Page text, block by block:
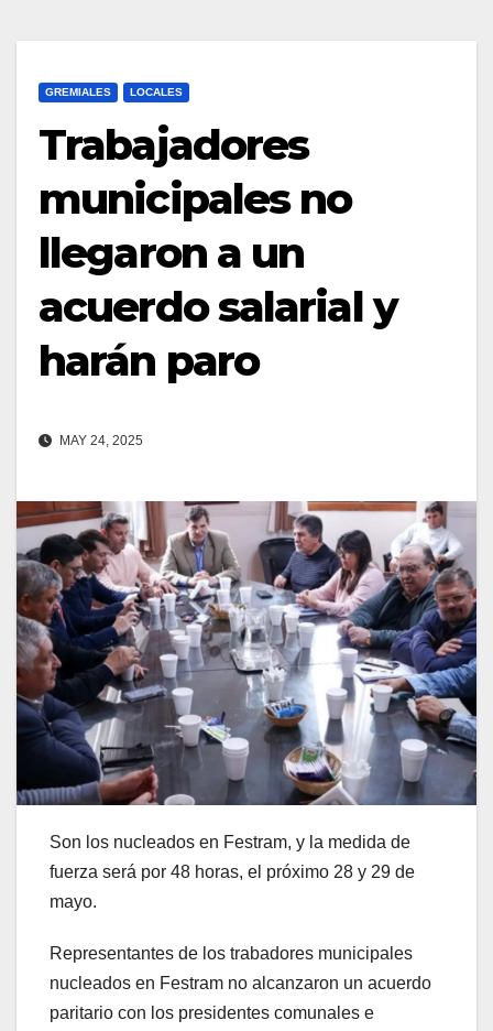
GREMIALES LOCALES
Trabajadores
municipales no
llegaron a un
acuerdo salarial y
harán paro
MAY 24, 2025
Son los nucleados en Festram, y la medida de
fuerza será por 48 horas, el próximo 28 y 29 de
mayo.
Representantes de los trabadores municipales
nucleados en Festram no alcanzaron un acuerdo
paritario con los presidentes comunales e